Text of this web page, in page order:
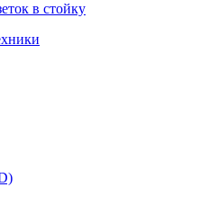
в стойку